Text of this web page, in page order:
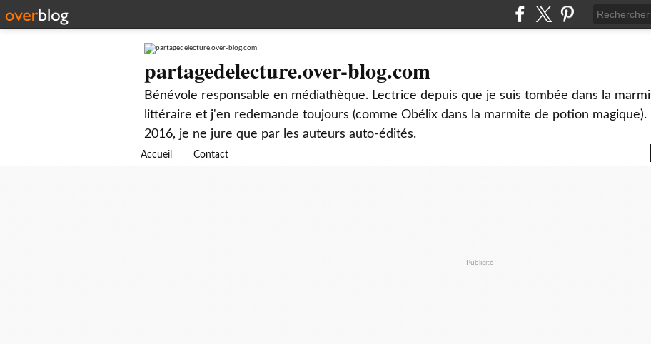
partagedelecture.over-blog.com
Bénévole responsable en médiathèque. Lectrice depuis que je suis tombée dans la
littéraire et j'en redemande toujours (comme Obélix dans la marmite de potion magique).
2016, je ne jure que par les auteurs auto-édités.
Accueil Contact
Publicité